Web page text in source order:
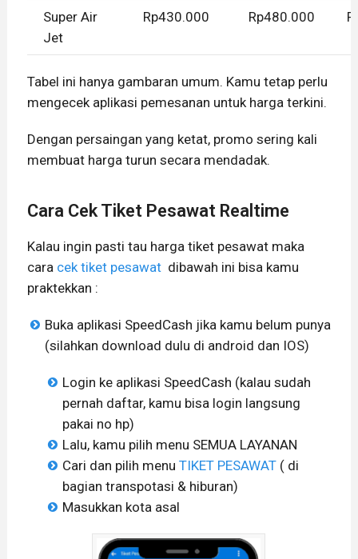
Super Air
Jet
Rp430.000 Rp480.000
Tabel ini hanya gambaran umum. Kamu tetap perlu
mengecek aplikasi pemesanan untuk harga terkini.
Dengan persaingan yang ketat, promo sering kali
membuat harga turun secara mendadak.
Cara Cek Tiket Pesawat Realtime
Kalau ingin pasti tau harga tiket pesawat maka
cara cek tiket pesawat dibawah ini bisa kamu
praktekkan :
Buka aplikasi SpeedCash jika kamu belum punya
(silahkan download dulu di android dan IOS)
Login ke aplikasi SpeedCash (kalau sudah
pernah daftar, kamu bisa login langsung
pakai no hp)
Lalu, kamu pilih menu SEMUA LAYANAN
Cari dan pilih menu TIKET PESAWAT( di
bagian transpotasi & hiburan)
Masukkan kota asal